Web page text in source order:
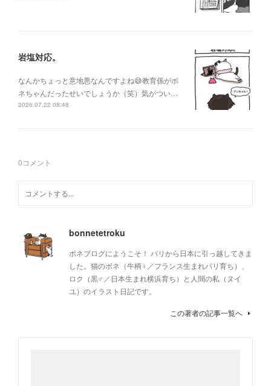
岩塩対応。
なんかちょっと意地悪なんですよね😅教育係がボ
ネちゃんだったせいでしょうか（笑）気がつい…
2026.07.22 08:48
0コメント
bonnetetroku
ボネブログにようこそ！ パリから日本に引っ越してきま
した。猫のボネ（牛柄♀／フランス生まれパリ育ち）、
ロク（黒♂／日本生まれ横浜育ち）と人間の私（ヌイ
ユ）のイラスト日記です。
この著者の記事一覧へ